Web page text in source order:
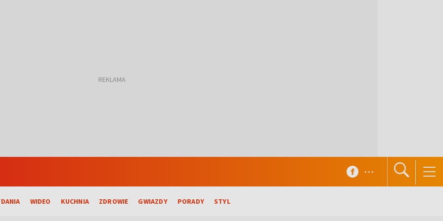
WIDEO KUCHNIA ZDROWIE GWIAZDY PORADY STYL
...